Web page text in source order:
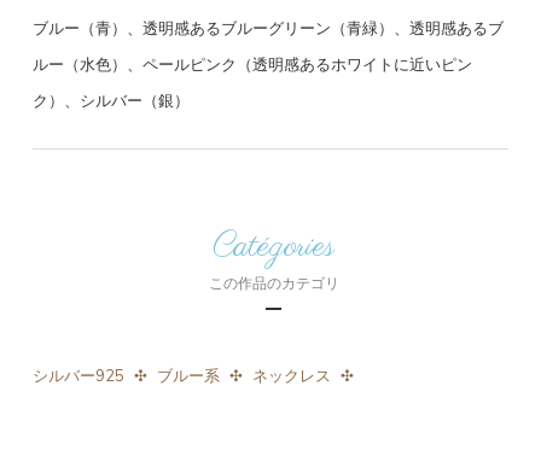
ブルー（青）、透明感あるブルーグリーン（青緑）、透明感あるブ
ルー（水色）、ペールピンク（透明感あるホワイトに近いピン
ク）、シルバー（銀）
Catégories
この作品のカテゴリ
シルバー925 ブルー系 ネックレス